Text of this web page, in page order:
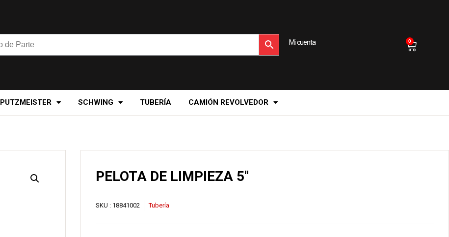
Mi cuenta 0
PUTZMEISTER SCHWING TUBERÍA CAMIÓN REVOLVEDOR
PELOTA DE LIMPIEZA 5″
SKU : 18841002 Tubería